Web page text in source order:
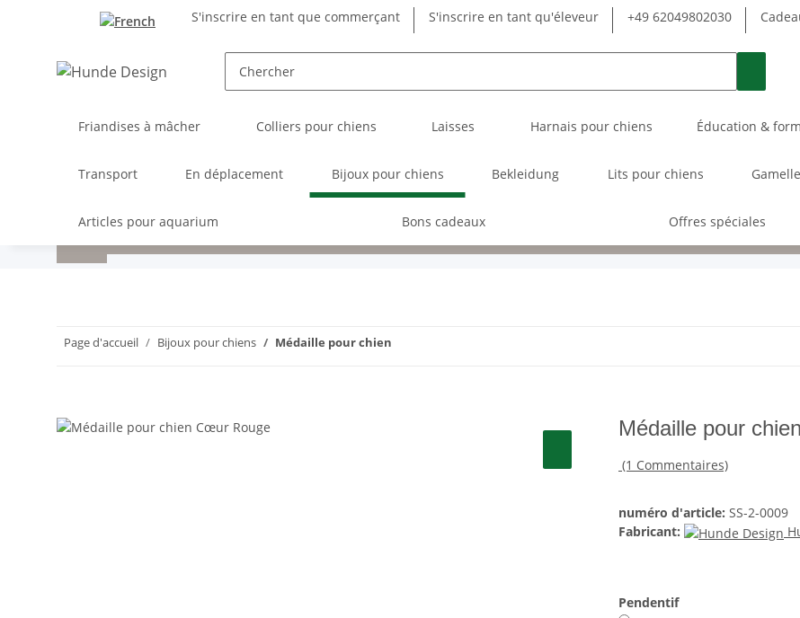
S'inscrire en tant que commerçant S'inscrire en tant qu'éleveur +49 62049802030
Friandises à mâcher Colliers pour chiens Laisses Harnais pour chiens Éducation &
Transport En déplacement Bijoux pour chiens Bekleidung Lits pour chiens
Articles pour aquarium Bons cadeaux Offres spéciales
Page d'accueil Bijoux pour chiens Médaille pour chien
Médaille pour
(1 Commentaires)
numéro d'article: SS-2-0009
Fabricant:
Pendentif